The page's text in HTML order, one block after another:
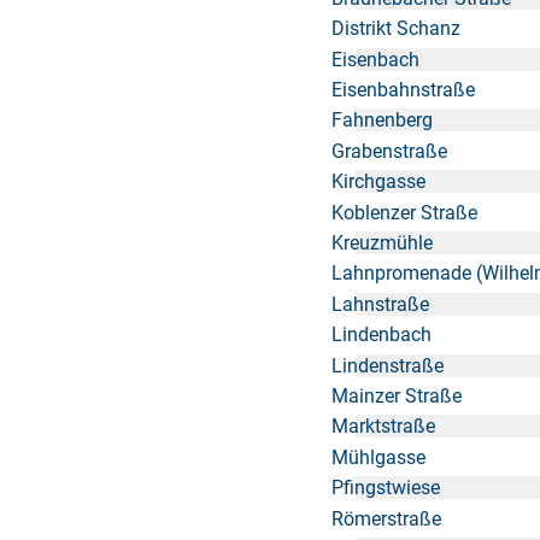
Distrikt Schanz
Eisenbach
Eisenbahnstraße
Fahnenberg
Grabenstraße
Kirchgasse
Koblenzer Straße
Kreuzmühle
Lahnpromenade
Lahnstraße
Lindenbach
Lindenstraße
Mainzer Straße
Marktstraße
Mühlgasse
Pfingstwiese
Römerstraße